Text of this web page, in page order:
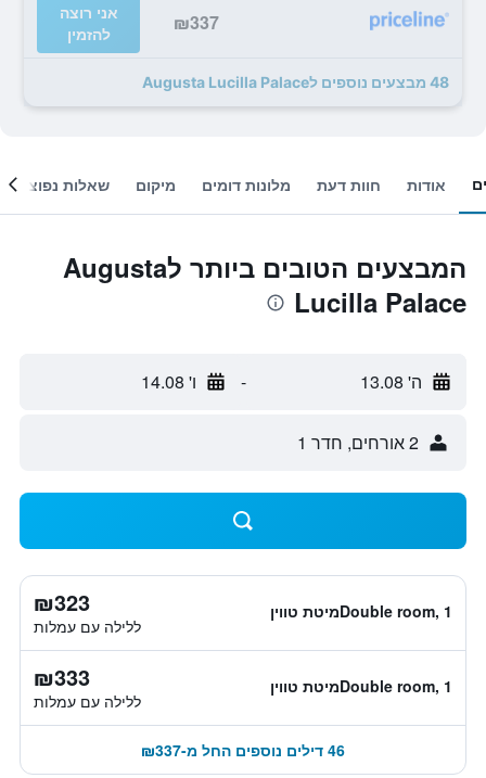
₪337
אני רוצה
להזמין
48 מבצעים נוספים לAugusta Lucilla Palace
אודות חוות דעת מלונות דומים מיקום שאלות נפוצות
המבצעים הטובים ביותר לAugusta
Lucilla Palace
ה' 13.08 - ו' 14.08
2 אורחים, חדר 1
Double room, 1מיטת טווין ₪323
ללילה עם עמלות
Double room, 1מיטת טווין ₪333
ללילה עם עמלות
46 דילים נוספים החל מ-₪337